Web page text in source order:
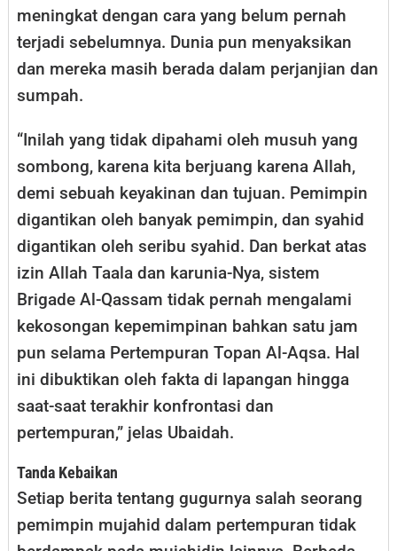
meningkat dengan cara yang belum pernah
terjadi sebelumnya. Dunia pun menyaksikan
dan mereka masih berada dalam perjanjian dan
sumpah.
“Inilah yang tidak dipahami oleh musuh yang
sombong, karena kita berjuang karena Allah,
demi sebuah keyakinan dan tujuan. Pemimpin
digantikan oleh banyak pemimpin, dan syahid
digantikan oleh seribu syahid. Dan berkat atas
izin Allah Taala dan karunia-Nya, sistem
Brigade Al-Qassam tidak pernah mengalami
kekosongan kepemimpinan bahkan satu jam
pun selama Pertempuran Topan Al-Aqsa. Hal
ini dibuktikan oleh fakta di lapangan hingga
saat-saat terakhir konfrontasi dan
pertempuran,” jelas Ubaidah.
Tanda Kebaikan
Setiap berita tentang gugurnya salah seorang
pemimpin mujahid dalam pertempuran tidak